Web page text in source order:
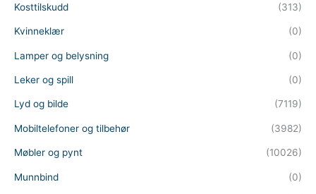
Kosttilskudd (313)
Kvinneklær (0)
Lamper og belysning (0)
Leker og spill (0)
Lyd og bilde (7119)
Mobiltelefoner og tilbehør (3982)
Møbler og pynt (10026)
Munnbind (0)